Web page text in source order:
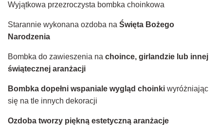
Wyjątkowa przezroczysta bombka choinkowa
Starannie wykonana ozdoba na Święta Bożego
Narodzenia
Bombka do zawieszenia na choince, girlandzie lub innej
świątecznej aranżacji
Bombka dopełni wspaniale wygląd choinki wyróżniając
się na tle innych dekoracji
Ozdoba tworzy piękną estetyczną aranżacje